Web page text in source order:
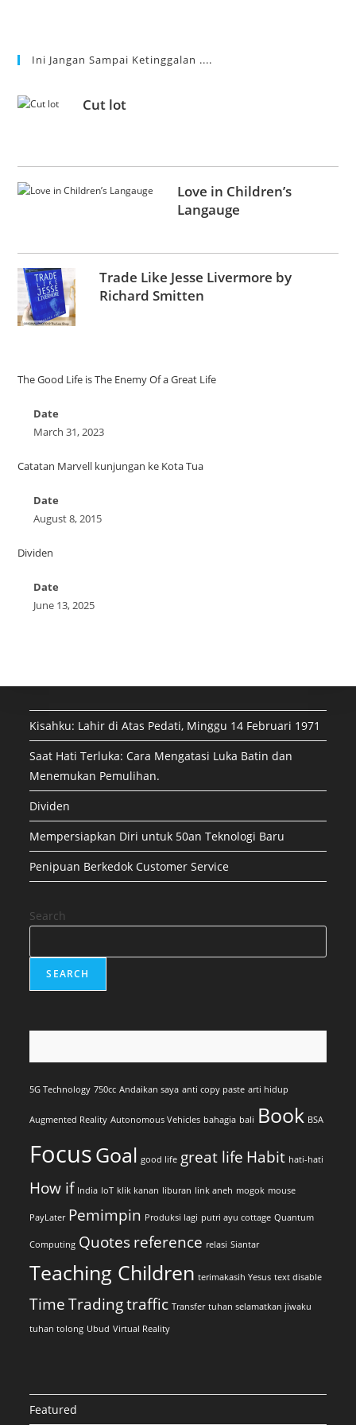
Ini Jangan Sampai Ketinggalan ....
Cut lot
Love in Children’s
Langauge
Trade Like Jesse Livermore by
Richard Smitten
The Good Life is The Enemy Of a Great Life
Date
March 31, 2023
Catatan Marvell kunjungan ke Kota Tua
Date
August 8, 2015
Dividen
Date
June 13, 2025
Kisahku: Lahir di Atas Pedati, Minggu 14 Februari 1971
Saat Hati Terluka: Cara Mengatasi Luka Batin dan
Menemukan Pemulihan.
Dividen
Mempersiapkan Diri untuk 50an Teknologi Baru
Penipuan Berkedok Customer Service
Search
SEARCH
5G Technology 750cc Andaikan saya anti copy paste arti hidup
Augmented Reality Autonomous Vehicles bahagia bali Book BSA
FocusGoal good life great life Habit hati-hati
How if India IoT klik kanan liburan link aneh mogok mouse
PayLater Pemimpin Produksi lagi putri ayu cottage Quantum
Computing Quotesreference relasi Siantar
Teaching Children terimakasih Yesus text disable
Time Tradingtraffic Transfer tuhan selamatkan jiwaku
tuhan tolong Ubud Virtual Reality
Featured